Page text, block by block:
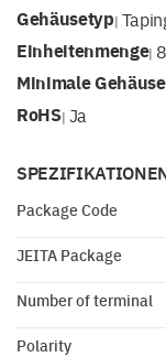
Gehäusetyp|
Einheitenmenge|
Minimale
RoHS| Ja
Package Code
JEITA Package
Number of terminal
Polarity